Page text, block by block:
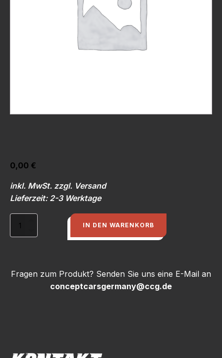
0,00 €
inkl. MwSt. zzgl. Versand
Lieferzeit: 2-3 Werktage
Erstellung
Menge
IN DEN WARENKORB
Fragen zum Produkt? Senden Sie uns eine E-Mail an
conceptcarsgermany@ccg.de